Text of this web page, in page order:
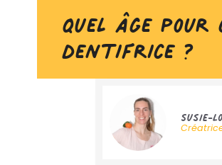
Quel âge pour
dentifrice ?
Susie-